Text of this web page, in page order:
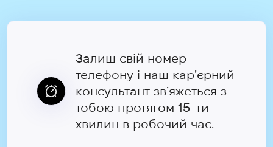
Залиш свій номер
телефону і наш карʼєрний
консультант звʼяжеться з
тобою протягом 15-ти
хвилин в робочий час.